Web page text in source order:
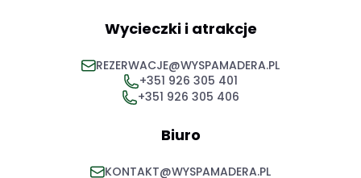
Wycieczki i atrakcje
REZERWACJE@WYSPAMADERA.PL
+351 926 305 401
+351 926 305 406
Biuro
KONTAKT@WYSPAMADERA.PL